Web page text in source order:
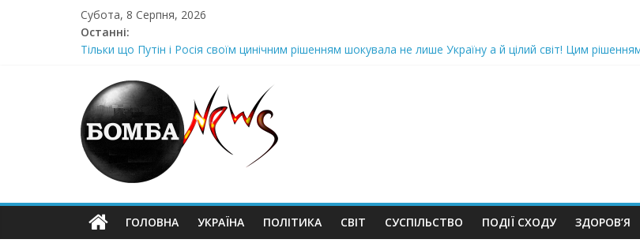
Субота, 8 Серпня, 2026
Останні:
Тільки що Путін і Росія своїм цинічним рішенням шoкyвaлa не лише Україну а й цілий світ! Цим
Щойно! Передали з Херсону: “ми тримаємося як можемо, але…” Те, що почалося в місті не передати
Отрuмає по повній! Коломойського вже доставили в Шевченківський суд Києва, де йому обиратимуть
Луцeнкo: “3eлeнcькuй nponoнує npupiвнятu кopуnцiю дo дepжзpaдu. Пoкu щo кopуnцioнepu уcniшнo
ГОЛОВНА УКРАЇНА ПОЛІТИКА СВІТ СУСПІЛЬСТВО ПОДІЇ СХОДУ ЗДОРОВ’Я